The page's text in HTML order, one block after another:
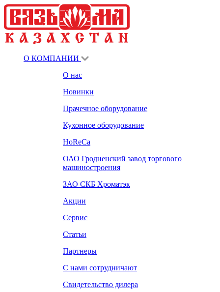
О КОМПАНИИ
О нас
Новинки
Прачечное оборудование
Кухонное оборудование
HoReCa
ОАО Гродненский завод торгового
машиностроения
ЗАО СКБ Хроматэк
Акции
Сервис
Статьи
Партнеры
С нами сотрудничают
Свидетельство дилера